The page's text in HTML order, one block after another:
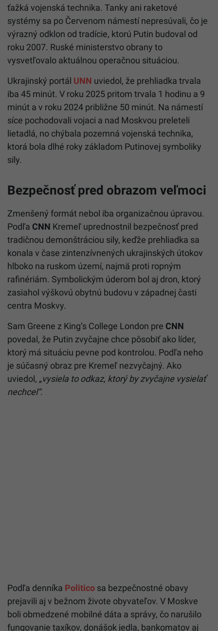
ťažká vojenská technika. Tanky ani raketové
systémy sa po Červenom námestí nepresúvali, čo je
výrazný odklon od tradície, ktorú Putin budoval od
roku 2007. Ruské ministerstvo obrany to
vysvetľovalo aktuálnou operačnou situáciou.
Ukrajinský portál UNN uviedol, že prehliadka trvala
iba 45 minút. V roku 2025 pritom trvala 1 hodinu a 9
minút a v roku 2024 približne 50 minút. Na námestí
síce pochodovali vojaci a nad Moskvou preleteli
lietadlá, no chýbala pozemná vojenská technika,
ktorá bola dlhé roky základom Putinovej symboliky
sily.
Bezpečnosť pred obrazom veľmoci
Zmenšený formát nebol iba organizačnou úpravou.
Podľa CNN Kremeľ uprednostnil bezpečnosť pred
tradičnou demonštráciou sily, keďže prehliadka sa
konala v čase zintenzívnených ukrajinských útokov
hlboko na ruskom území, najmä proti ropným
rafinériám. Symbolickým úderom bol aj dron, ktorý
zasiahol výškovú obytnú budovu v západnej časti
centra Moskvy.
Sam Greene z King’s College London pre CNN
povedal, že Putin zvyčajne chce pôsobiť ako líder,
ktorý má situáciu pevne pod kontrolou. Podľa neho
je súčasný obraz pre Kremeľ nezvyčajný. Ako
uviedol, „vysiela to odkaz, ktorý by zvyčajne vysielať
nechcel“.
Podľa denníka Politico sa bezpečnostné obavy
prejavili aj v bežnom živote obyvateľov. V Moskve
boli obmedzené mobilné dáta a správy, čo narušilo
fungovanie taxíkov, donášok jedla, bankomatov aj